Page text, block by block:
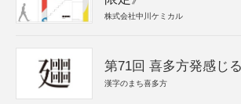
株式会社中川ケミカル
第71回 喜多方発感じ
漢字のまち喜多方